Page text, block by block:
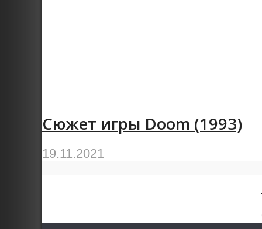
Сюжет игры Doom (1993)
19.11.2021